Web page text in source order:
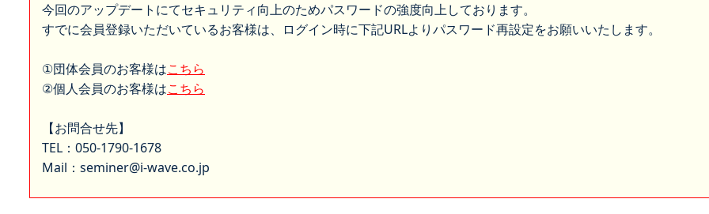
今回のアップデートにてセキュリティ向上のためパスワードの強度向上しております。
すでに会員登録いただいているお客様は、ログイン時に下記URLよりパスワード再設定をお願いいたします。
①団体会員のお客様はこちら
②個人会員のお客様はこちら
【お問合せ先】
TEL：050-1790-1678
Mail：seminer@i-wave.co.jp